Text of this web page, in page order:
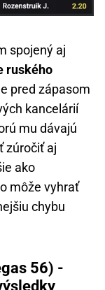
spojený aj
ruského
pred zápasom
kancelárií
mu dávajú
zúročiť aj
ako
môže vyhrať
chybu
56) -